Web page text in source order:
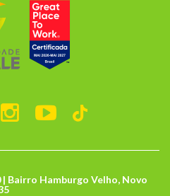
Bairro Hamburgo Velho, Novo